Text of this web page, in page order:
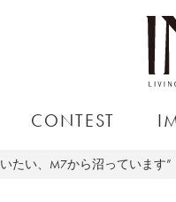
CONTEST
たい、M7から沼っています”